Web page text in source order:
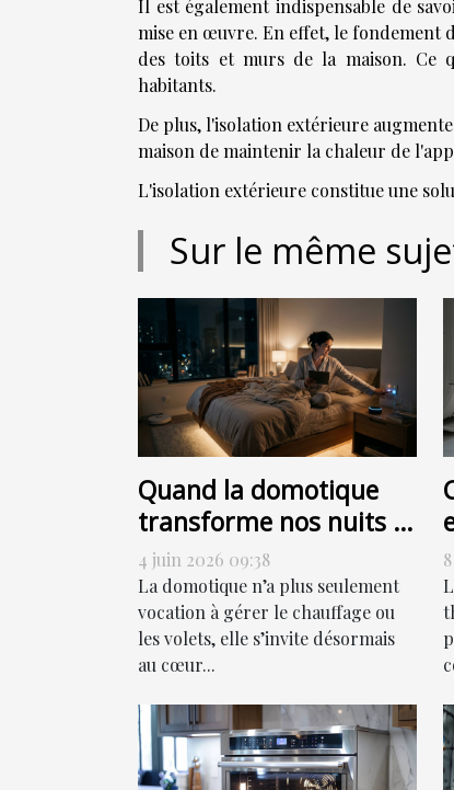
Il est également indispensable de
mise en œuvre. En effet, le fondement
des toits et murs de la maison. Ce
habitants.
De plus, l'isolation extérieure
maison de maintenir la chaleur de
L'isolation extérieure constitue une
Sur le même
Quand la domotique
transforme nos nuits :
allumer, programmer
ou sensoriser ?
4 juin 2026 09:38
La domotique n’a plus seulement
vocation à gérer le chauffage ou
les volets, elle s’invite désormais
au cœur...